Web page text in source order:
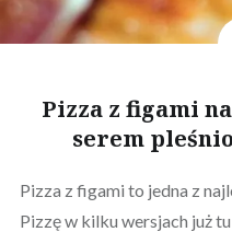
Pizza z figami
serem
Pizza z figami to jedna z
Pizzę w kilku wersjach już